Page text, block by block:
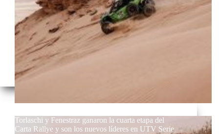
Torlaschi y Fenestraz ganaron la cuarta etapa del
Carta Rallye y son los nuevos líderes en UTV Serie